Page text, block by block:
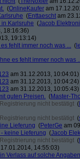
(OnlineKaufer am
(Enttaescht am
Karlsruhe (Jacob
18:16:36)
19:13:14)
fehlt immer noch was ... (
es fehlt immer noch was
am 31.12.2013, 10:04:01)
am 31.12.2013, 10:04:24)
am 31.12.2013, 10:05:43)
guten Preisen. (Master-
nicht bestätigt (
nicht bestätigt (
Lieferung (PeterGe am
keine Lieferung (Jacob
nicht bestätigt (
14:55:03)
Verlass auf solche